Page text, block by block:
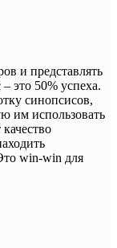
и представлять
это 50% успеха.
синопсисов,
им использовать
win-win для